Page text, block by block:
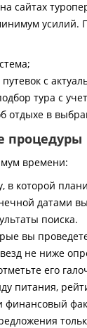
сайтах
с
тура с
отдыхе в
процедуры
времени:
в которой
датами
поиска.
вы
не ниже
его
питания,
финансовый